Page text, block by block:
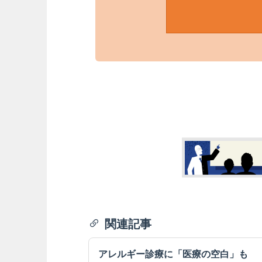
関連記事
アレルギー診療に「医療の空白」も